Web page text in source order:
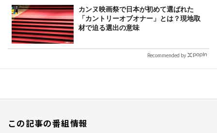
カンヌ映画祭で日本が初めて選ばれた
「カントリーオブオナー」とは？現地取
材で迫る選出の意味
Recommended by
この記事の番組情報